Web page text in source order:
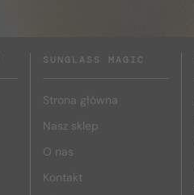
SUNGLASS MAGIC
Strona główna
Nasz sklep
O nas
Kontakt